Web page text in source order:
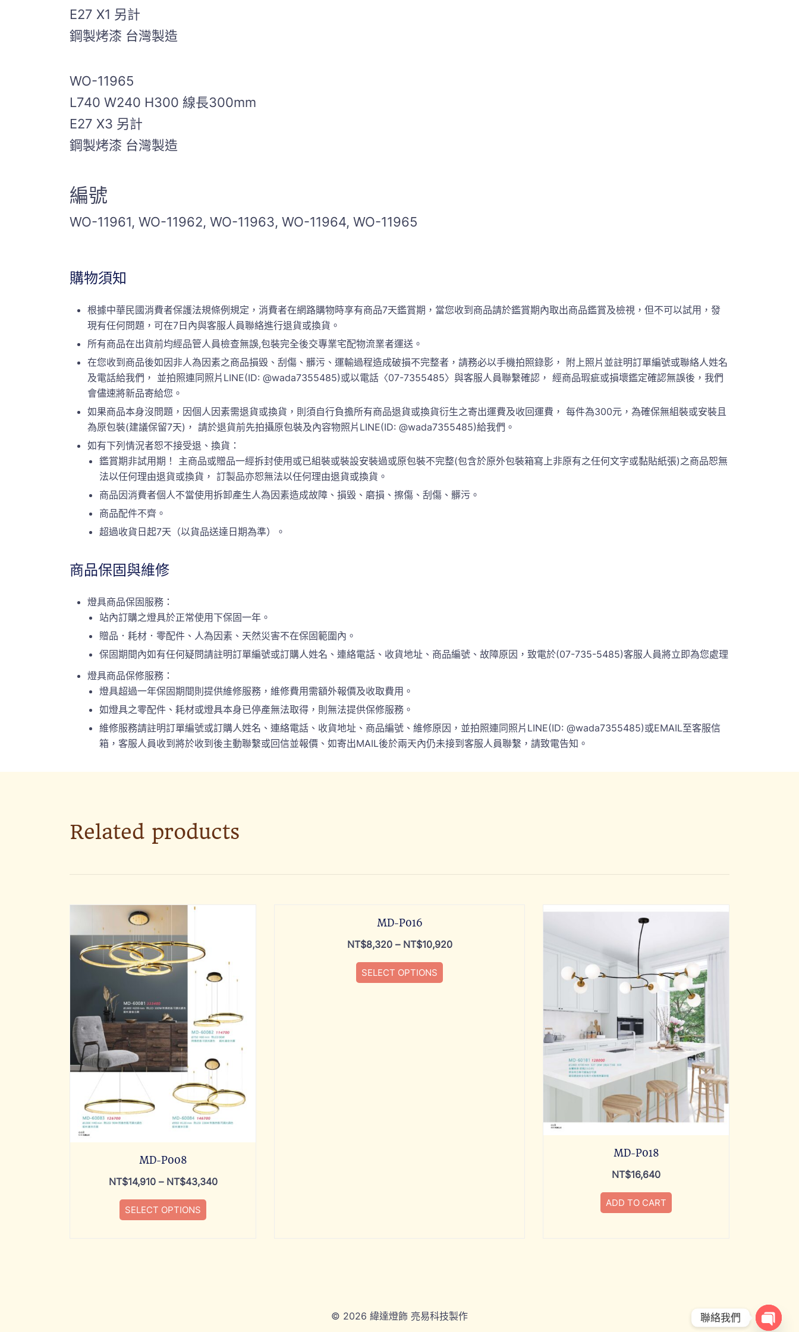
E27 X1 另計
鋼製烤漆 台灣製造
WO-11965
L740 W240 H300 線長300mm
E27 X3 另計
鋼製烤漆 台灣製造
編號
WO-11961, WO-11962, WO-11963, WO-11964, WO-11965
購物須知
根據中華民國消費者保護法規條例規定，消費者在網路購物時享有商品7天鑑賞期，當您收到商品請於鑑賞期內取出商品鑑賞及檢視，但不可以試用，發
現有任何問題，可在7日內與客服人員聯絡進行退貨或換貨。
所有商品在出貨前均經品管人員檢查無誤,包裝完全後交專業宅配物流業者運送。
在您收到商品後如因非人為因素之商品損毀、刮傷、髒污、運輸過程造成破損不完整者，請務必以手機拍照錄影， 附上照片並註明訂單編號或聯絡人姓名
及電話給我們， 並拍照連同照片LINE(ID: @wada7355485)或以電話〈07-7355485〉與客服人員聯繫確認， 經商品瑕疵或損壞鑑定確認無誤後，我們
會儘速將新品寄給您。
如果商品本身沒問題，因個人因素需退貨或換貨，則須自行負擔所有商品退貨或換貨衍生之寄出運費及收回運費， 每件為300元，為確保無組裝或安裝且
為原包裝(建議保留7天)， 請於退貨前先拍攝原包裝及內容物照片LINE(ID: @wada7355485)給我們。
如有下列情況者恕不接受退、換貨：
鑑賞期非試用期！ 主商品或贈品一經拆封使用或已組裝或裝設安裝過或原包裝不完整(包含於原外包裝箱寫上非原有之任何文字或黏貼紙張)之商品恕無
法以任何理由退貨或換貨， 訂製品亦恕無法以任何理由退貨或換貨。
商品因消費者個人不當使用拆卸產生人為因素造成故障、損毀、磨損、擦傷、刮傷、髒污。
商品配件不齊。
超過收貨日起7天（以貨品送達日期為準）。
商品保固與維修
燈具商品保固服務：
站內訂購之燈具於正常使用下保固一年。
贈品．耗材．零配件、人為因素、天然災害不在保固範圍內。
保固期間內如有任何疑問請註明訂單編號或訂購人姓名、連絡電話、收貨地址、商品編號、故障原因，致電於(07-735-5485)客服人員將立即為您處理
燈具商品保修服務：
燈具超過一年保固期間則提供維修服務，維修費用需額外報價及收取費用。
如燈具之零配件、耗材或燈具本身已停產無法取得，則無法提供保修服務。
維修服務請註明訂單編號或訂購人姓名、連絡電話、收貨地址、商品編號、維修原因，並拍照連同照片LINE(ID: @wada7355485)或EMAIL至客服信
箱，客服人員收到將於收到後主動聯繫或回信並報價、如寄出MAIL後於兩天內仍未接到客服人員聯繫，請致電告知。
Related products
MD-P008
NT$14,910– NT$43,340
SELECT OPTIONS
MD-P016
NT$8,320– NT$10,920
SELECT OPTIONS
MD-P018
NT$16,640
ADD TO CART
© 2026 緯達燈飾 亮易科技製作 聯絡我們